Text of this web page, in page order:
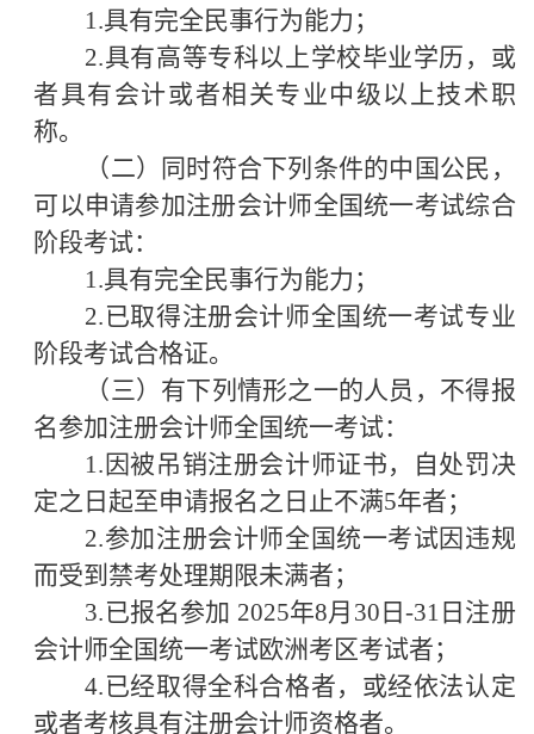
1.具有完全民事行为能力；
2.具有高等专科以上学校毕业学历，或
者具有会计或者相关专业中级以上技术职
称。
（二）同时符合下列条件的中国公民，
可以申请参加注册会计师全国统一考试综合
阶段考试：
1.具有完全民事行为能力；
2.已取得注册会计师全国统一考试专业
阶段考试合格证。
（三）有下列情形之一的人员，不得报
名参加注册会计师全国统一考试：
1.因被吊销注册会计师证书，自处罚决
定之日起至申请报名之日止不满5年者；
2.参加注册会计师全国统一考试因违规
而受到禁考处理期限未满者；
3.已报名参加 2025年8月30 日 -31 日注册
会计师全国统一考试欧洲考区考试者；
4.已经取得全科合格者，或经依法认定
或者考核具有注册会计师资格者。